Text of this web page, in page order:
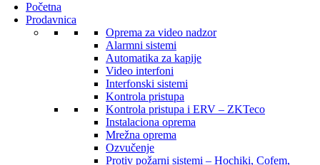
Početna
Prodavnica
Oprema za video nadzor
Alarmni sistemi
Automatika za kapije
Video interfoni
Interfonski sistemi
Kontrola pristupa
Kontrola pristupa i ERV – ZKTeco
Instalaciona oprema
Mrežna oprema
Ozvučenje
Protiv požarni sistemi – Hochiki, Cofem,